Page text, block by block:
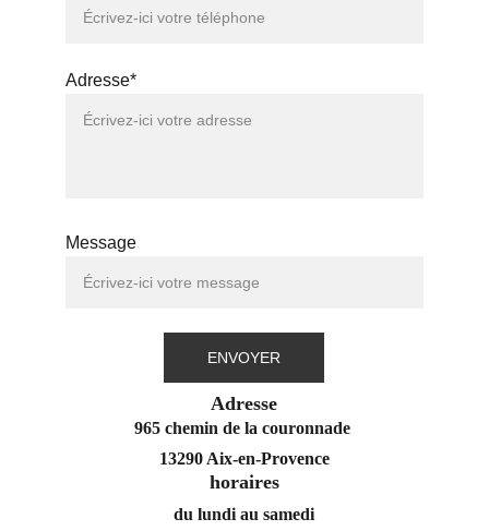
Adresse*
Message
ENVOYER
Adresse
965 chemin de la couronnade
13290 Aix-en-Provence
horaires
du lundi au samedi